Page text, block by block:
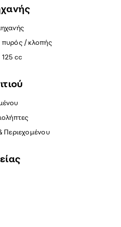
/ κλοπής
cc
Περιεχομένου